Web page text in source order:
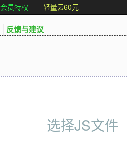
会员特权 轻量云60元
反馈与建议
选择JS文件